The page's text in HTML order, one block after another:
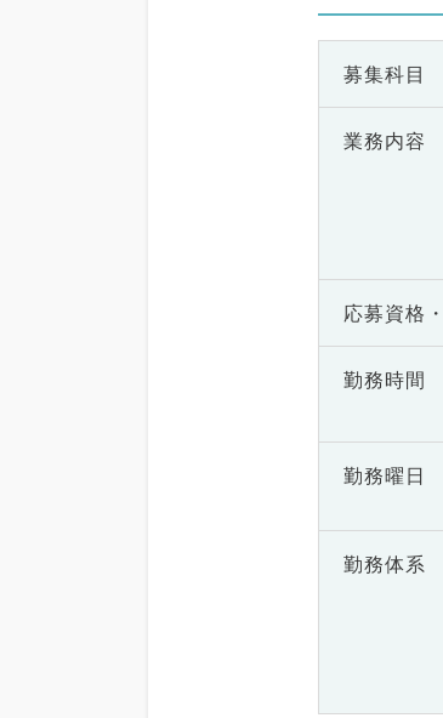
募集科目
業務内容
応募資格・
勤務時間
勤務曜日
勤務体系